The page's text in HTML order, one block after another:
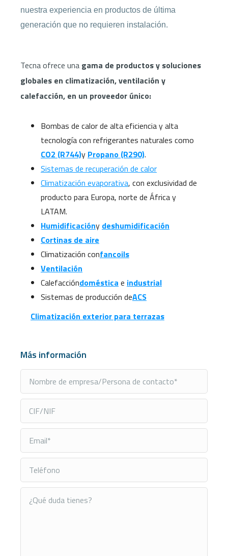
nuestra experiencia en productos de última
generación que no requieren instalación.
Tecna ofrece una gama de productos y soluciones
globales en climatización, ventilación y
calefacción, en un proveedor único:
Bombas de calor de alta eficiencia y alta
tecnología con refrigerantes naturales como
CO2 (R744)y Propano (R290).
Sistemas de recuperación de calor
Climatización evaporativa, con exclusividad de
producto para Europa, norte de África y
LATAM.
Humidificacióny deshumidificación
Cortinas de aire
Climatización confancoils
Ventilación
Calefaccióndoméstica e industrial
Sistemas de producción deACS
Climatización exterior para terrazas
Más información